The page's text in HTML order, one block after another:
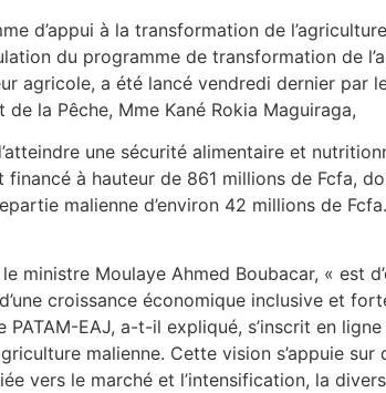
d’appui à la transformation de
du programme de transformation de
agricole, a été lancé vendredi dernier par
la Pêche, Mme Kané Rokia Maguiraga,
une sécurité alimentaire et
financé à hauteur de 861 millions de Fcfa,
malienne d’environ 42 millions de
ministre Moulaye Ahmed Boubacar, « est
croissance économique inclusive et
EAJ, a-t-il expliqué, s’inscrit en
malienne. Cette vision s’appuie
vers le marché et l’intensification, la